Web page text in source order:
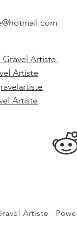
Gravel Artiste
Artiste
Artiste
Artiste -